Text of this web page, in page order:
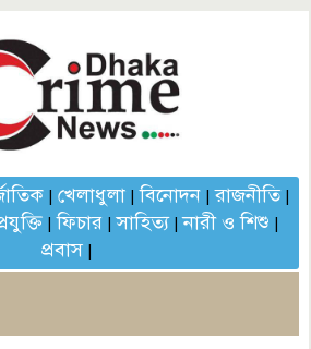
| খেলাধুলা|বিনোদন|রাজনীতি|
|ফিচার |সাহিত্য|নারী ও শিশু |
প্রবাস|